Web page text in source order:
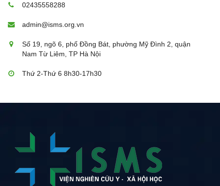
02435558288
admin@isms.org.vn
Số 19, ngõ 6, phố Đồng Bát, phường Mỹ Đình 2, quận
Nam Từ Liêm, TP Hà Nội
Thứ 2-Thứ 6 8h30-17h30